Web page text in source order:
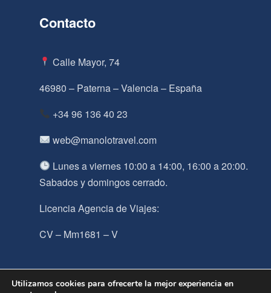
Contacto
Calle Mayor, 74
46980 – Paterna – Valencia – España
+34 96 136 40 23
web@manolotravel.com
Lunes a viernes 10:00 a 14:00, 16:00 a 20:00.
Sabados y domingos cerrado.
Licencia Agencia de Viajes:
CV – Mm1681 – V
Utilizamos cookies para ofrecerte la mejor experiencia en